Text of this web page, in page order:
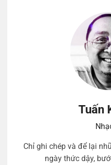
Tuấn
Chỉ ghi chép và để lại
ngày thức dậy,